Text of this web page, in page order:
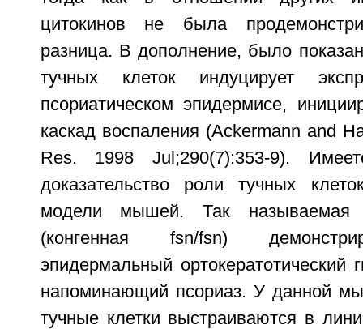
цитокинов не была
разница. В дополнение, было
тучных клеток индуцирует
псориатическом эпидермисе,
каскад воспаления (Ackermann and
Res. 1998 Jul;290(7):353-9).
доказательство роли тучных
модели мышей. Так называемая
(конгенная fsn/fsn)
эпидермальный ортокератотический
напоминающий псориаз. У данной
тучные клетки выстраиваются в